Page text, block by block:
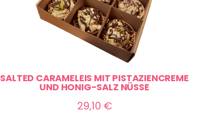
SALTED CARAMELEIS MIT PISTAZIENCREME
UND HONIG-SALZ NÜSSE
29,10 €